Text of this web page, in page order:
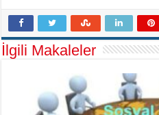
İlgili Makaleler